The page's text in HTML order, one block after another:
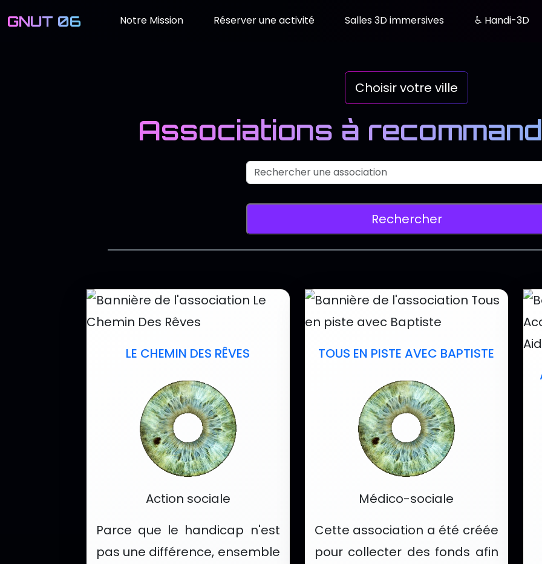
GNUT 06 Notre Mission Réserver une activité Salles 3D immersives ♿ Handi-3D
Choisir votre ville
Associations à
Nom de l'association
Rechercher
Lancer la recherche d'associations
Liste des associations
LE CHEMIN DES RÊVES
Catégorie :
Action sociale
Parce que le handicap n'est
pas une différence, ensemble
TOUS EN PISTE AVEC BAPTISTE
Catégorie :
Médico-sociale
Cette association a été créée
pour collecter des fonds afin